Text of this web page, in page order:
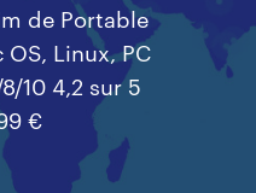
de Portable
OS, Linux, PC
10 4,2 sur 5
€